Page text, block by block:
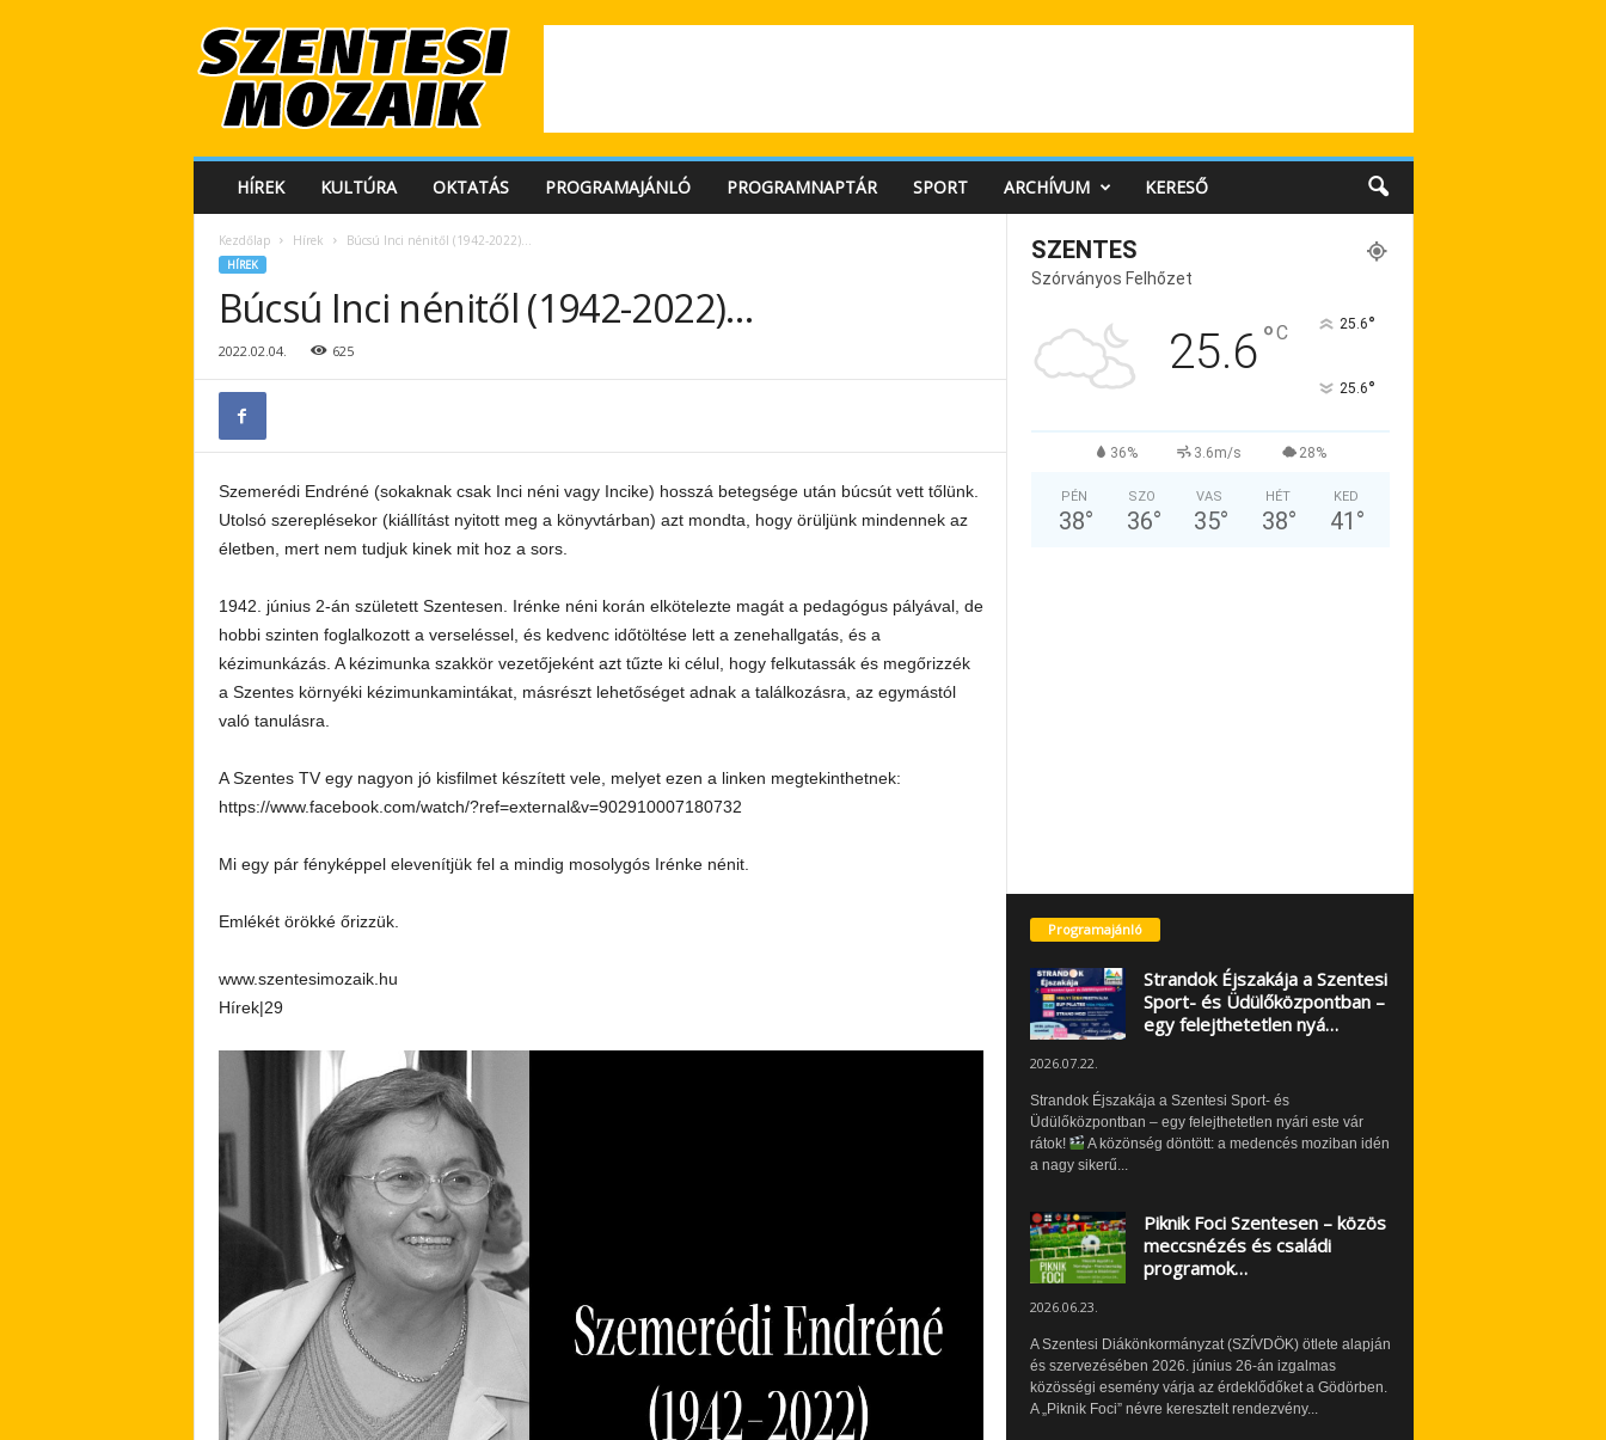
e
HÍREK KULTÚRA OKTATÁS PROGRAMAJÁNLÓ PROGRAMNAPTÁR SPORT ARCHÍVUM KERESŐ
Kezdőlap Hírek Búcsú Inci nénitől (1942-2022)…
HÍREK
Búcsú Inci nénitől (1942-2022)…
2022.02.04. 625
Szemerédi Endréné (sokaknak csak Inci néni vagy Incike) hosszá betegsége után búcsút vett tőlünk.
Utolsó szereplésekor (kiállítást nyitott meg a könyvtárban) azt mondta, hogy örüljünk mindennek az
életben, mert nem tudjuk kinek mit hoz a sors.
1942. június 2-án született Szentesen. Irénke néni korán elkötelezte magát a pedagógus pályával, de
hobbi szinten foglalkozott a verseléssel, és kedvenc időtöltése lett a zenehallgatás, és a
kézimunkázás. A kézimunka szakkör vezetőjeként azt tűzte ki célul, hogy felkutassák és megőrizzék
a Szentes környéki kézimunkamintákat, másrészt lehetőséget adnak a találkozásra, az egymástól
való tanulásra.
A Szentes TV egy nagyon jó kisfilmet készített vele, melyet ezen a linken megtekinthetnek:
https://www.facebook.com/watch/?ref=external&v=902910007180732
Mi egy pár fényképpel elevenítjük fel a mindig mosolygós Irénke nénit.
Emlékét örökké őrizzük.
www.szentesimozaik.hu
Hírek|29
SZENTES
Szórványos Felhőzet
25.6°C 25.6°
25.6°
36% 3.6m/s 28%
PÉN
38°
SZO
36°
VAS
35°
HÉT
38°
KED
41 °
Programajánló
Strandok Éjszakája a Szentesi
Sport- és Üdülőközpontban –
egy felejthetetlen nyá…
2026.07.22.
Strandok Éjszakája a Szentesi Sport- és
Üdülőközpontban – egy felejthetetlen nyári este vár
rátok!
A közönség döntött: a medencés moziban idén
a nagy sikerű...
Piknik Foci Szentesen – közös
meccsnézés és családi
programok…
2026.06.23.
A Szentesi Diákönkormányzat (SZÍVDÖK) ötlete alapján
és szervezésében 2026. június 26-án izgalmas
közösségi esemény várja az érdeklődőket a Gödörben.
A „Piknik Foci” névre keresztelt rendezvény...